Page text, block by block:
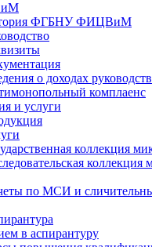
ФГБНУ ФИЦВиМ
о доходах
комплаенс
и услуги
коллекция
коллекция
по МСИ и
в аспирантуру